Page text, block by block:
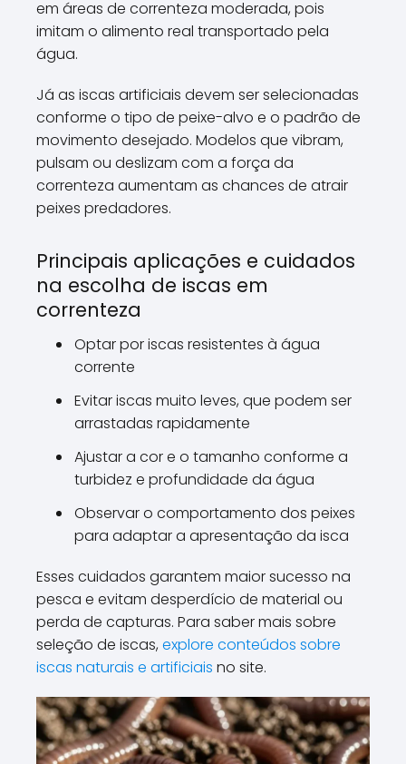
em áreas de correnteza moderada, pois
imitam o alimento real transportado pela
água.
Já as iscas artificiais devem ser selecionadas
conforme o tipo de peixe-alvo e o padrão de
movimento desejado. Modelos que vibram,
pulsam ou deslizam com a força da
correnteza aumentam as chances de atrair
peixes predadores.
Principais aplicações e cuidados
na escolha de iscas em
correnteza
Optar por iscas resistentes à água
corrente
Evitar iscas muito leves, que podem ser
arrastadas rapidamente
Ajustar a cor e o tamanho conforme a
turbidez e profundidade da água
Observar o comportamento dos peixes
para adaptar a apresentação da isca
Esses cuidados garantem maior sucesso na
pesca e evitam desperdício de material ou
perda de capturas. Para saber mais sobre
seleção de iscas,explore conteúdos sobre
iscas naturais e artificiais no site.